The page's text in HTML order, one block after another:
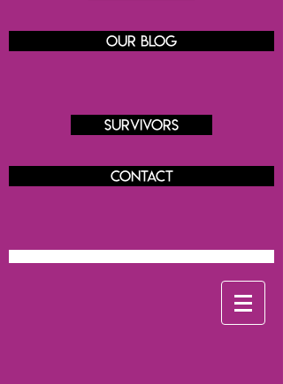
Our blog
Survivors
Contact